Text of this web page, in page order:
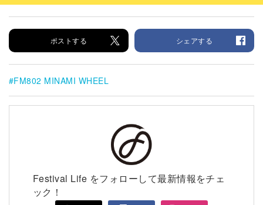
ポストする シェアする
FM802 MINAMI WHEEL
Festival Life をフォローして最新情報をチェ
ック！